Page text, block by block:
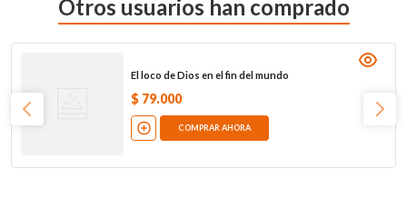
Otros usuarios han comprado
El loco de Dios en el fin del mundo
$ 79.000
COMPRAR AHORA